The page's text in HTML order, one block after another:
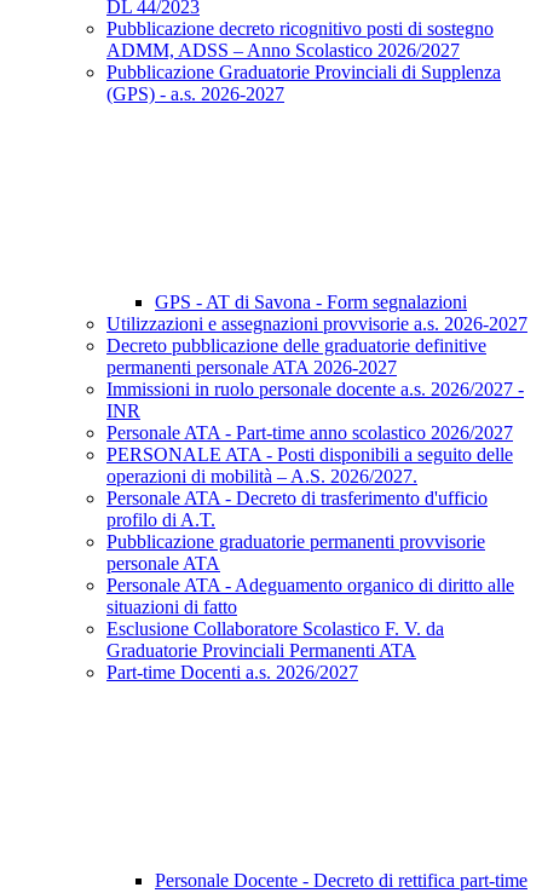
DL 44/2023
Pubblicazione decreto ricognitivo posti di sostegno
ADMM, ADSS – Anno Scolastico 2026/2027
Pubblicazione Graduatorie Provinciali di Supplenza
(GPS) - a.s. 2026-2027
GPS - AT di Savona - Form segnalazioni
Utilizzazioni e assegnazioni provvisorie a.s. 2026-2027
Decreto pubblicazione delle graduatorie definitive
permanenti personale ATA 2026-2027
Immissioni in ruolo personale docente a.s. 2026/2027 -
INR
Personale ATA - Part-time anno scolastico 2026/2027
PERSONALE ATA - Posti disponibili a seguito delle
operazioni di mobilità – A.S. 2026/2027.
Personale ATA - Decreto di trasferimento d'ufficio
profilo di A.T.
Pubblicazione graduatorie permanenti provvisorie
personale ATA
Personale ATA - Adeguamento organico di diritto alle
situazioni di fatto
Esclusione Collaboratore Scolastico F. V. da
Graduatorie Provinciali Permanenti ATA
Part-time Docenti a.s. 2026/2027
Personale Docente - Decreto di rettifica part-time